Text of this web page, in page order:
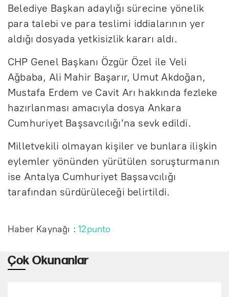
Belediye Başkan adaylığı sürecine yönelik
para talebi ve para teslimi iddialarının yer
aldığı dosyada yetkisizlik kararı aldı.
CHP Genel Başkanı Özgür Özel ile Veli
Ağbaba, Ali Mahir Başarır, Umut Akdoğan,
Mustafa Erdem ve Cavit Arı hakkında fezleke
hazırlanması amacıyla dosya Ankara
Cumhuriyet Başsavcılığı’na sevk edildi.
Milletvekili olmayan kişiler ve bunlara ilişkin
eylemler yönünden yürütülen soruşturmanın
ise Antalya Cumhuriyet Başsavcılığı
tarafından sürdürüleceği belirtildi.
Haber Kaynağı :12punto
Çok Okunanlar